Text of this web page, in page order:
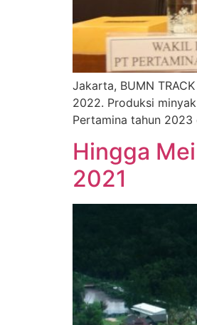
Jakarta, BUMN
2022. Produksi
Pertamina tahun 2023
Hingga
2021